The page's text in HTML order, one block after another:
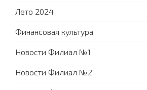
Лето 2024
Финансовая культура
Новости Филиал №1
Новости Филиал №2